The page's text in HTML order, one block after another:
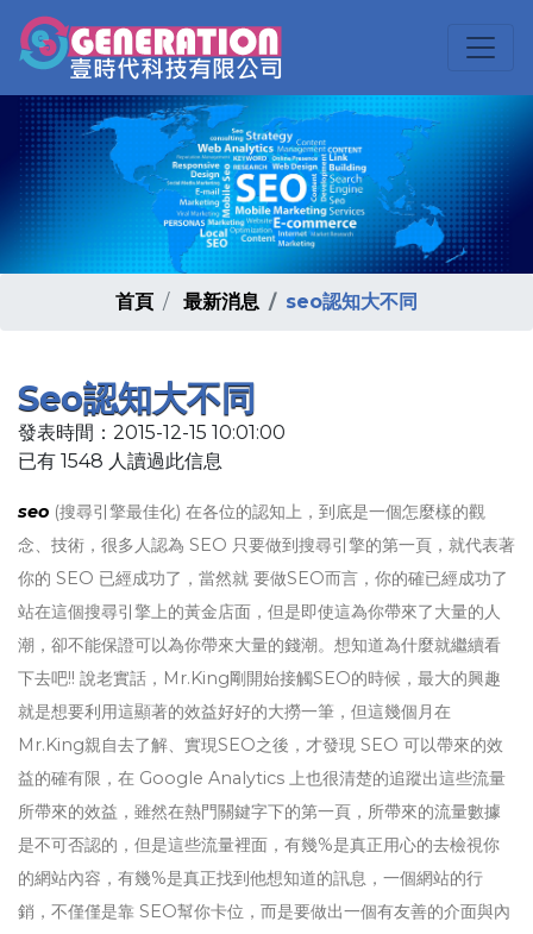
首頁 最新消息 seo認知大不同
Seo認知大不同
發表時間：2015-12-15 10:01:00
已有 1548 人讀過此信息
seo (搜尋引擎最佳化) 在各位的認知上，到底是一個怎麼樣的觀
念、技術，很多人認為 SEO 只要做到搜尋引擎的第一頁，就代表著
你的 SEO 已經成功了，當然就 要做SEO而言，你的確已經成功了
站在這個搜尋引擎上的黃金店面，但是即使這為你帶來了大量的人
潮，卻不能保證可以為你帶來大量的錢潮。想知道為什麼就繼續看
下去吧!! 說老實話，Mr.King剛開始接觸SEO的時候，最大的興趣
就是想要利用這顯著的效益好好的大撈一筆，但這幾個月在
Mr.King親自去了解、實現SEO之後，才發現 SEO 可以帶來的效
益的確有限，在 Google Analytics 上也很清楚的追蹤出這些流量
所帶來的效益，雖然在熱門關鍵字下的第一頁，所帶來的流量數據
是不可否認的，但是這些流量裡面，有幾%是真正用心的去檢視你
的網站內容，有幾%是真正找到他想知道的訊息，一個網站的行
銷，不僅僅是靠 SEO幫你卡位，而是要做出一個有友善的介面與內